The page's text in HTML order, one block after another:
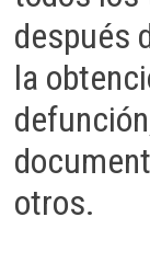
después
la
otros.